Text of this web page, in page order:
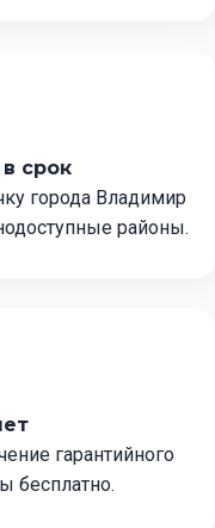
срок
города Владимир
районы.
гарантийного
бесплатно.